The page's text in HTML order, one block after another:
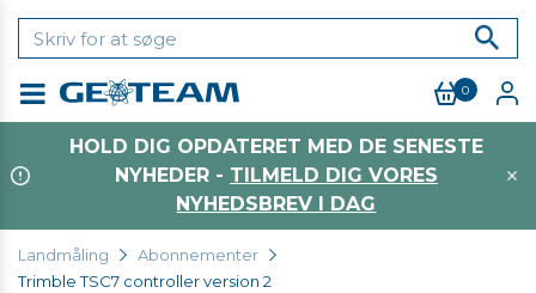
0
HOLD DIG OPDATERET MED DE SENESTE
NYHEDER - TILMELD DIG VORES
NYHEDSBREV I DAG
Landmåling
Abonnementer
Trimble TSC7 controller version 2